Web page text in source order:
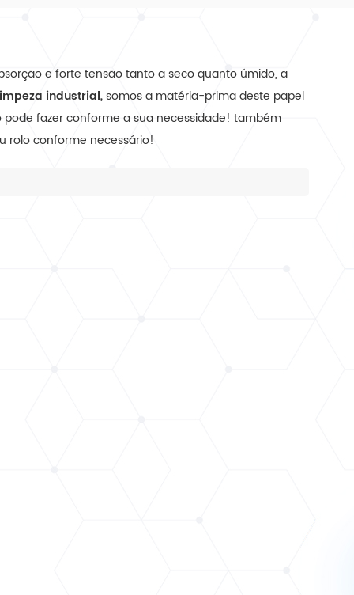
e forte tensão tanto a seco quanto úmido, a
industrial,somos a matéria-prima deste papel
fazer conforme a sua necessidade! também
rolo conforme necessário!